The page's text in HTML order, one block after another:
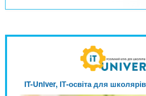
IT-Univer, ІТ-освіта для